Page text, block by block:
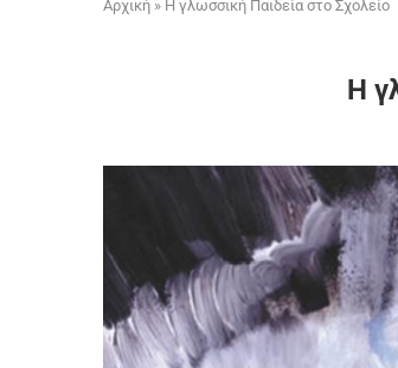
Αρχική » Η γλωσσική Παιδεία στο Σχολείο
Η